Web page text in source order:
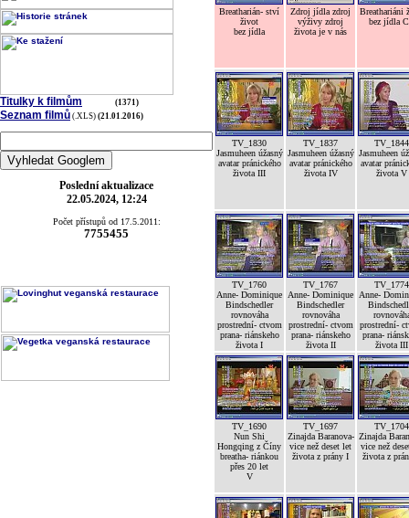
Titulky k filmům (1371)
Seznam filmů (.XLS) (21.01.2016)
Poslední aktualizace
22.05.2024, 12:24
Počet přístupů od 17.5.2011:
7755455
Breatharián- ství
život
bez jídla
Zdroj jídla zdroj
výživy zdroj
života je v nás
Breathariáni
bez jídla
TV_1830
Jasmuheen úžasný
avatar pránického
života III
TV_1837
Jasmuheen úžasný
avatar pránického
života IV
TV_1844
Jasmuheen
avatar
života V
TV_1760
Anne- Dominique
Bindschedler
rovnováha
prostrední- ctvom
prana- riánskeho
života I
TV_1767
Anne- Dominique
Bindschedler
rovnováha
prostrední- ctvom
prana- riánskeho
života II
TV_1774
Anne-
prostrední-
prana-
života III
TV_1690
Nun Shi
Hongqing z Číny
breatha- riánkou
přes 20 let
V
TV_1697
Zinajda Baranova-
vice než deset let
života z prány I
TV_1704
Zinajda
vice než
života z